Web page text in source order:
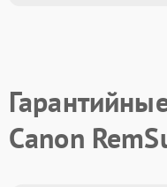
Canon